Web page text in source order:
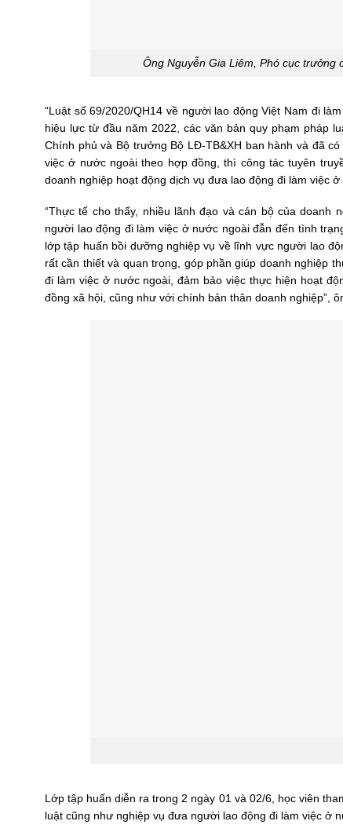
Ông Nguyễn Gia Liêm, Phó cục trưởng
“Luật số 69/2020/QH14 về người lao động Việt Nam đi
hiệu lực từ đầu năm 2022, các văn bản quy phạm pháp
Chính phủ và Bộ trưởng Bộ LĐ-TB&XH ban hành và đã
việc ở nước ngoài theo hợp đồng, thì công tác tuyên
doanh nghiệp hoạt động dịch vụ đưa lao động đi làm việc
“Thực tế cho thấy, nhiều lãnh đạo và cán bộ của doanh
người lao động đi làm việc ở nước ngoài đẫn đến tình
lớp tập huấn bồi dưỡng nghiệp vụ về lĩnh vực người lao
rất cần thiết và quan trọng, góp phần giúp doanh nghiệp
đi làm việc ở nước ngoài, đảm bảo việc thực hiện hoạt
đồng xã hội, cũng như với chính bản thân doanh nghiệp”,
Lớp tập huấn diễn ra trong 2 ngày 01 và 02/6, học viên
luật cũng như nghiệp vụ đưa người lao động đi làm việc ở